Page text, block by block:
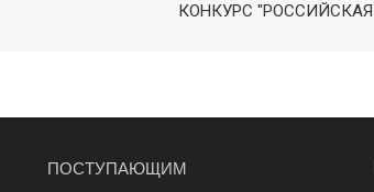
КОНКУРС
ПОСТУПАЮЩИМ